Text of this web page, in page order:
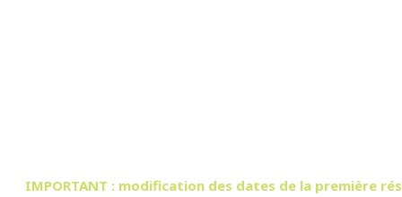
IMPORTANT : modification des dates de la première